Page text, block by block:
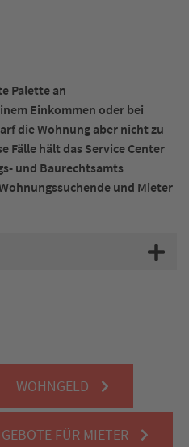
Palette an
Einkommen oder bei
die Wohnung aber nicht zu
Fälle hält das Service Center
und Baurechtsamts
und Mieter
WOHNGELD
FÜR MIETER